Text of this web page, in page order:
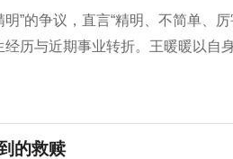
”的争议，直言“精明、不简单、
历与近期事业转折。王暖暖以自
的救赎